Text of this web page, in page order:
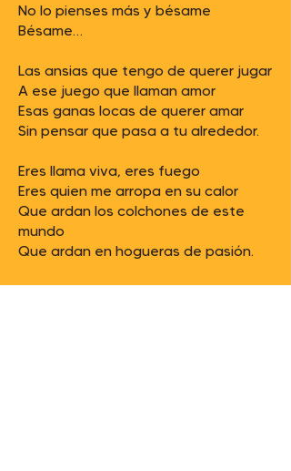
No lo pienses más y bésame
Bésame…
Las ansias que tengo de querer jugar
A ese juego que llaman amor
Esas ganas locas de querer amar
Sin pensar que pasa a tu alrededor.
Eres llama viva, eres fuego
Eres quien me arropa en su calor
Que ardan los colchones de este
mundo
Que ardan en hogueras de pasión.
Si tú quieres que te pare el tiempo